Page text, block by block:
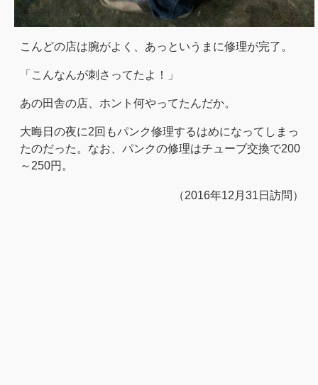
こんどの店は腕がよく、あっというまに修理が完了。
「こんなんが刺さってたよ！」
あの田舎の店、ホント何やってたんだか。
大晦日の夜に2回もパンク修理するはめになってしまっ
たのだった。なお、パンクの修理はチューブ交換で200
～250円。
（2016年12月31日訪問）